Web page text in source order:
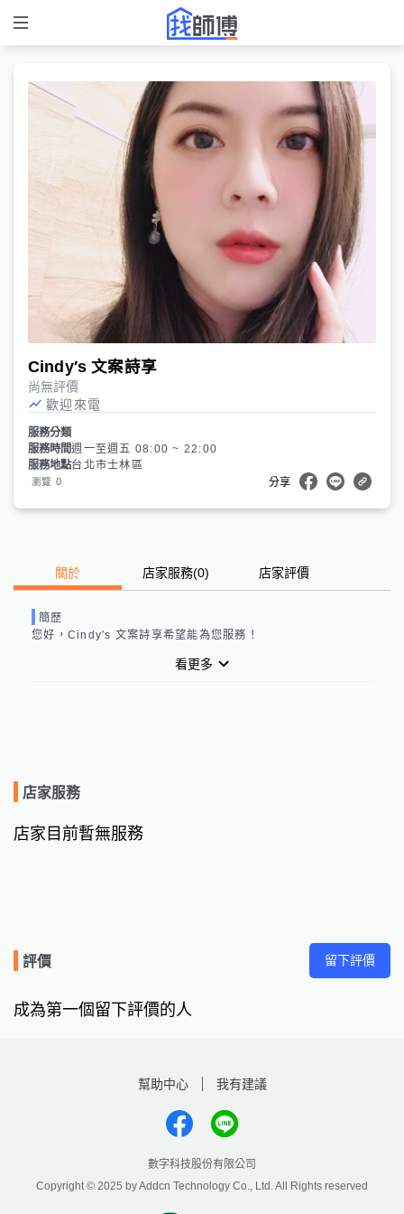
Cindy′s 文案詩享
尚無評價
歡迎來電
服務分類
服務時間週一至週五 08:00 ~ 22:00
服務地點台北市士林區
瀏覽 0 分享
關於 店家服務(0) 店家評價
簡歷
您好， Cindy′s 文案詩享希望能為您服務！
看更多
店家服務
店家目前暫無服務
評價 留下評價
成為第一個留下評價的人
幫助中心 我有建議
數字科技股份有限公司
Copyright © 2025 by Addcn Technology Co., Ltd. All Rights reserved